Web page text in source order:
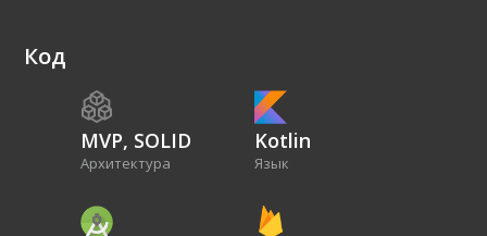
MVP, SOLID
Архитектура
Kotlin
Язык
Код